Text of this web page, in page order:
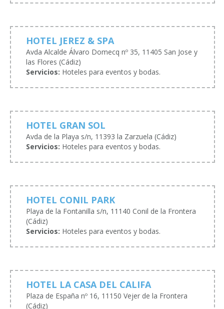
HOTEL JEREZ & SPA
Avda Alcalde Álvaro Domecq nº 35, 11405 San Jose y
las Flores (Cádiz)
Servicios: Hoteles para eventos y bodas.
HOTEL GRAN SOL
Avda de la Playa s/n, 11393 la Zarzuela (Cádiz)
Servicios: Hoteles para eventos y bodas.
HOTEL CONIL PARK
Playa de la Fontanilla s/n, 11140 Conil de la Frontera
(Cádiz)
Servicios: Hoteles para eventos y bodas.
HOTEL LA CASA DEL CALIFA
Plaza de España nº 16, 11150 Vejer de la Frontera
(Cádiz)